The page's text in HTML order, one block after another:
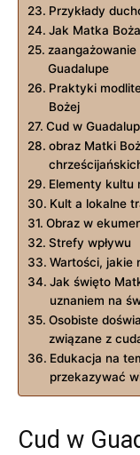
Przykłady
Jak Matka
Guadalupe
Praktyki
Bożej
Cud ⁤w
obraz Matki
Elementy⁢ kultu
Kult a‌ lokalne
Obraz w
Strefy wpływu
Wartości, jakie⁢
Jak ⁤święto
uznaniem‍ na
Osobiste
związane z
Edukacja na
przekazywać‌
Cud w